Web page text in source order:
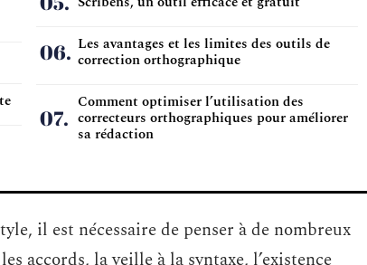
Les avantages et les limites des outils de
correction orthographique
Comment optimiser l’utilisation des
correcteurs orthographiques pour améliorer
sa rédaction
il est nécessaire de penser à de nombreux